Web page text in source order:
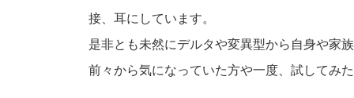
接、耳にしています。
是非とも未然にデルタや変異型から自身や家
前々から気になっていた方や一度、試してみ